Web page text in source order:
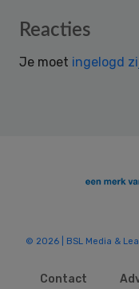
Reader
Reacties
Je moet ingelogd
© 2026 | BSL Media &
Contact